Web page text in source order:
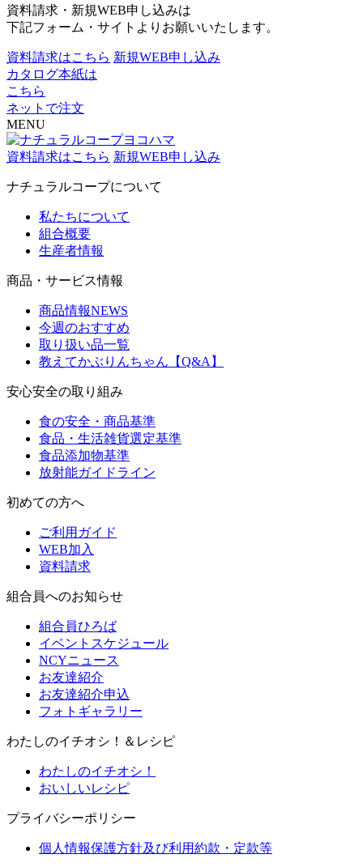
資料請求・新規WEB申し込みは
下記フォーム・サイトよりお願いいたします。
資料請求はこちら 新規WEB申し込み
カタログ本紙は
こちら
ネットで注文
MENU
資料請求はこちら 新規WEB申し込み
ナチュラルコープについて
私たちについて
組合概要
生産者情報
商品・サービス情報
商品情報NEWS
今週のおすすめ
取り扱い品一覧
教えてかぶりんちゃん【Q&A】
安心安全の取り組み
食の安全・商品基準
食品・生活雑貨選定基準
食品添加物基準
放射能ガイドライン
初めての方へ
ご利用ガイド
WEB加入
資料請求
組合員へのお知らせ
組合員ひろば
イベントスケジュール
NCYニュース
お友達紹介
お友達紹介申込
フォトギャラリー
わたしのイチオシ！＆レシピ
わたしのイチオシ！
おいしいレシピ
プライバシーポリシー
個人情報保護方針及び利用約款・定款等